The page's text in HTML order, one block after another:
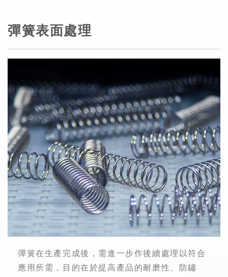
彈簧表面處理
彈簧在生產完成後，需進一步作後續處理以符合
應用所需，目的在於提高產品的耐磨性、防鏽